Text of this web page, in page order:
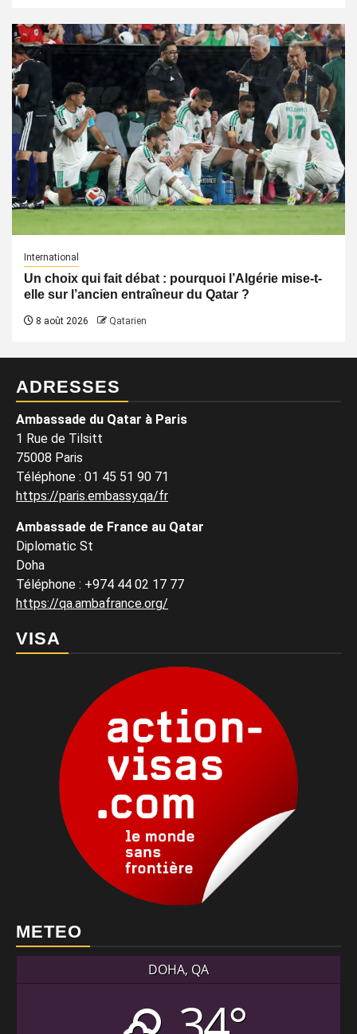
International
Un choix qui fait débat : pourquoi l’Algérie mise-t-
elle sur l’ancien entraîneur du Qatar ?
8 août 2026 Qatarien
ADRESSES
Ambassade du Qatar à Paris
1 Rue de Tilsitt
75008 Paris
Téléphone : 01 45 51 90 71
https://paris.embassy.qa/fr
Ambassade de France au Qatar
Diplomatic St
Doha
Téléphone : +974 44 02 17 77
https://qa.ambafrance.org/
VISA
METEO
DOHA, QA